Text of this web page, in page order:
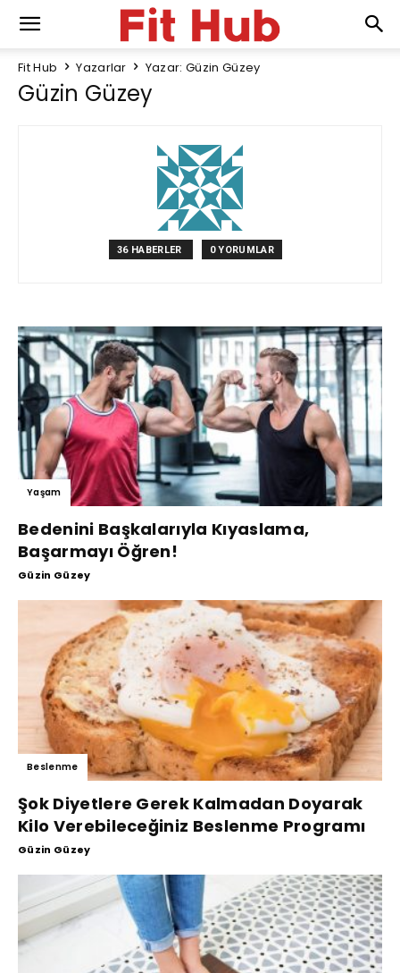
Fit Hub Yazarlar Yazar: Güzin Güzey
Güzin Güzey
36 HABERLER 0 YORUMLAR
Yaşam
Bedenini Başkalarıyla Kıyaslama,
Başarmayı Öğren!
Güzin Güzey
Beslenme
Şok Diyetlere Gerek Kalmadan Doyarak
Kilo Verebileceğiniz Beslenme Programı
Güzin Güzey